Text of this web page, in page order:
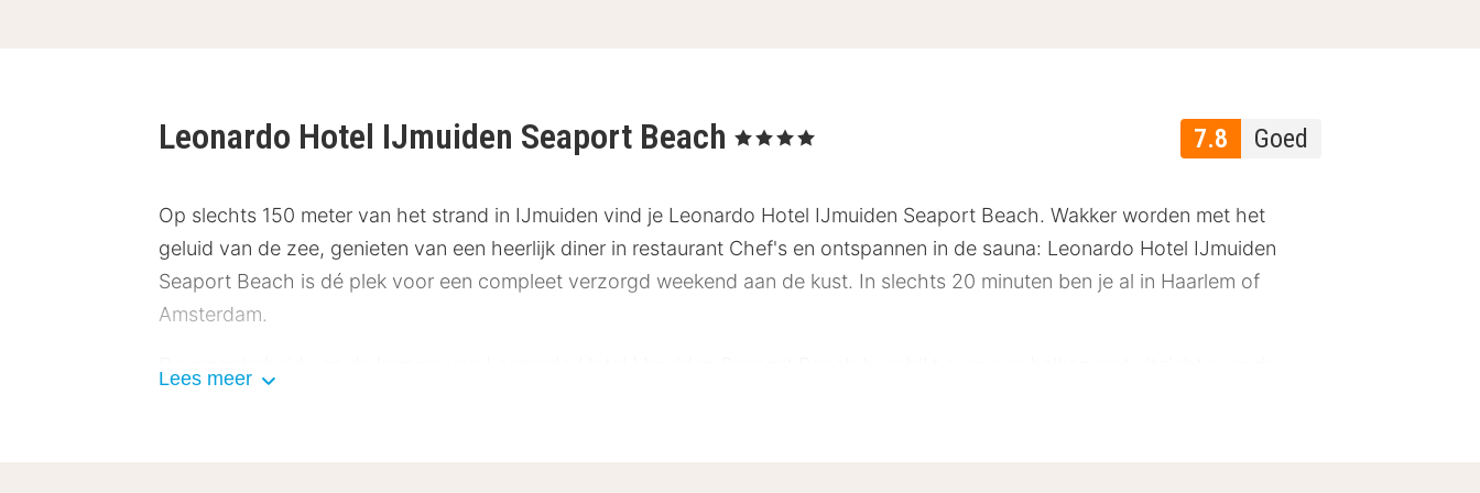
7.8 Goed
Leonardo Hotel IJmuiden Seaport Beach , 4 Sterren
Op slechts 150 meter van het strand in IJmuiden vind je Leonardo Hotel IJmuiden Seaport Beach. Wakker worden met het
geluid van de zee, genieten van een heerlijk diner in restaurant Chef's en ontspannen in de sauna: Leonardo Hotel IJmuiden
Seaport Beach is dé plek voor een compleet verzorgd weekend aan de kust. In slechts 20 minuten ben je al in Haarlem of
Amsterdam.
Lees meer